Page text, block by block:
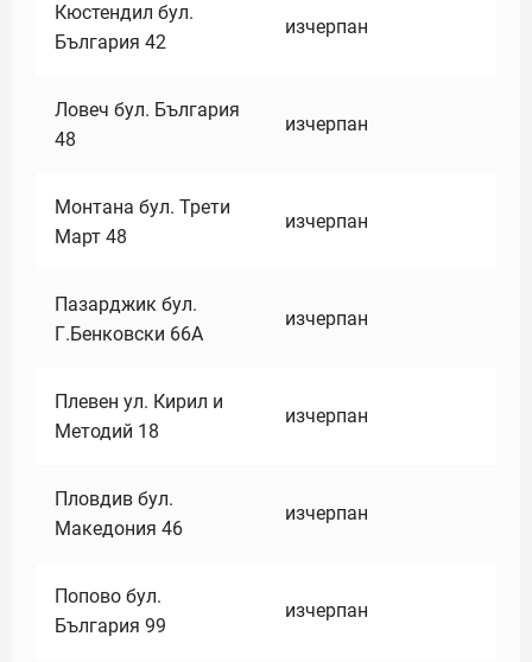
Кюстендил бул.
България 42
изчерпан
Ловеч бул. България
48
изчерпан
Монтана бул. Трети
Март 48
изчерпан
Пазарджик бул.
Г.Бенковски 66А
изчерпан
Плевен ул. Кирил и
Методий 18
изчерпан
Пловдив бул.
Македония 46
изчерпан
Попово бул.
България 99
изчерпан